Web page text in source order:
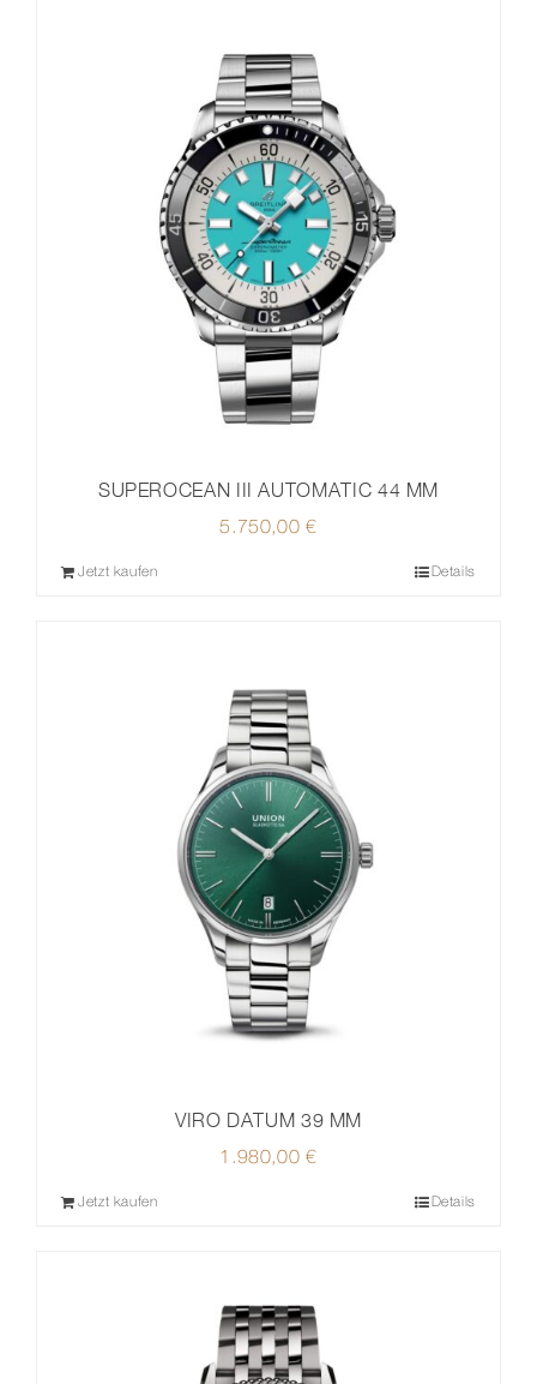
SUPEROCEAN III AUTOMATIC 44 MM
5.750,00€
Jetzt kaufen Details
VIRO DATUM 39 MM
1.980,00€
Jetzt kaufen Details